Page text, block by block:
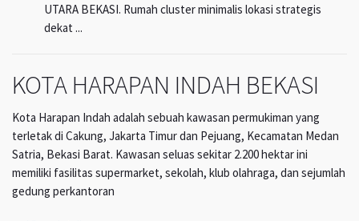
UTARA BEKASI. Rumah cluster minimalis lokasi strategis
dekat ...
KOTA HARAPAN INDAH BEKASI
Kota Harapan Indah adalah sebuah kawasan permukiman yang
terletak di Cakung, Jakarta Timur dan Pejuang, Kecamatan Medan
Satria, Bekasi Barat. Kawasan seluas sekitar 2.200 hektar ini
memiliki fasilitas supermarket, sekolah, klub olahraga, dan sejumlah
gedung perkantoran